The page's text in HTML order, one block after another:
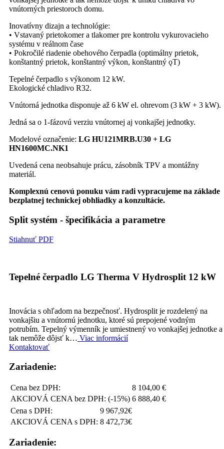
vnútorných priestoroch domu.
Inovatívny dizajn a technológie:
• Vstavaný prietokomer a tlakomer pre kontrolu vykurovacieho
systému v reálnom čase
• Pokročilé riadenie obehového čerpadla (optimálny prietok,
konštantný prietok, konštantný výkon, konštantný ǫT)
Tepelné čerpadlo s výkonom 12 kW.
Ekologické chladivo R32.
Vnútorná jednotka disponuje až 6 kW el. ohrevom (3 kW + 3 kW).
Jedná sa o 1-fázovú verziu vnútornej aj vonkajšej jednotky.
Modelové označenie: LG HU121MRB.U30 + LG
HN1600MC.NK1
Uvedená cena neobsahuje prácu, zásobník TPV a montážny
materiál.
Komplexnú cenovú ponuku vám radi vypracujeme na základe
bezplatnej technickej obhliadky a konzultácie.
Split systém - špecifikácia a parametre
Stiahnuť PDF
Tepelné čerpadlo LG Therma V Hydrosplit 12 kW
Inovácia s ohľadom na bezpečnosť. Hydrosplit je rozdelený na
vonkajšiu a vnútornú jednotku, ktoré sú prepojené vodným
potrubím. Tepelný výmenník je umiestnený vo vonkajšej jednotke a
tak nemôže dôjsť k… Viac informácií
Kontaktovať
Zariadenie:
Cena bez DPH:
8 104,00 €
AKCIOVÁ CENA bez DPH: (-15%) 6 888,40 €
Cena s DPH:
9 967,92€
AKCIOVÁ CENA s DPH: 8 472,73€
Zariadenie: